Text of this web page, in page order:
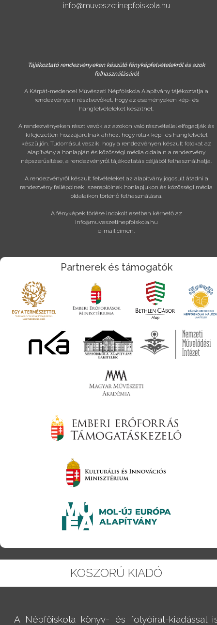
info@muveszetinepfoiskola.hu
Tájékoztató rendezvényeken készülő fényképfelvételekről és azok
felhasználásáról
A Kárpát-medencei Művészeti Népfőiskola Alapítvány tájékoztatja a
rendezvényein résztvevőket, hogy az eseményeken kép- és
hangfelvételeket készíthet.
A rendezvényeken részt vevők az azokon való részvétellel elfogadják és
kifejezetten hozzájárulnak ahhoz, hogy róluk kép- és hangfelvétel
készüljön. Tudomásul veszik, hogy a rendezvényen készült fotókat az
alapítvány a honlapján és közösségi média oldalain a rendezvény
népszerűsítése, a rendezvényről tájékoztatás céljából felhasználhatja.
A rendezvényről készült felvételeket az alapítvány jogosult átadni a
rendezvény fellépőinek, szereplőinek honlapjukon és közösségi média
oldalaikon történő felhasználásra.
A fényképek törlése indokolt esetben kérhető az
info@muveszetinepfoiskola.hu
e-mail címen.
Partnerek és támogatók
KOSZORÚ KIADÓ
A Népfőiskola könyv- és folyóirat-kiadással